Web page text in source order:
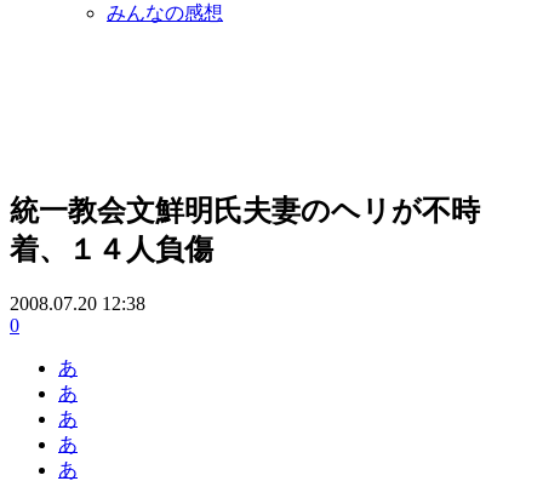
みんなの感想
統一教会文鮮明氏夫妻のヘリが不時
着、１４人負傷
2008.07.20 12:38
0
あ
あ
あ
あ
あ